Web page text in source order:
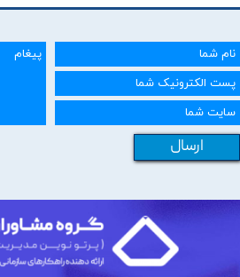
ارسال